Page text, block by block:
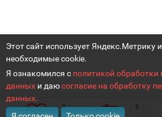
Этот сайт использует Яндекс.Метрику
необходимые cookie.
Я ознакомился с политикой обработки
данных и даюсогласие на обработку
данных.
0 0